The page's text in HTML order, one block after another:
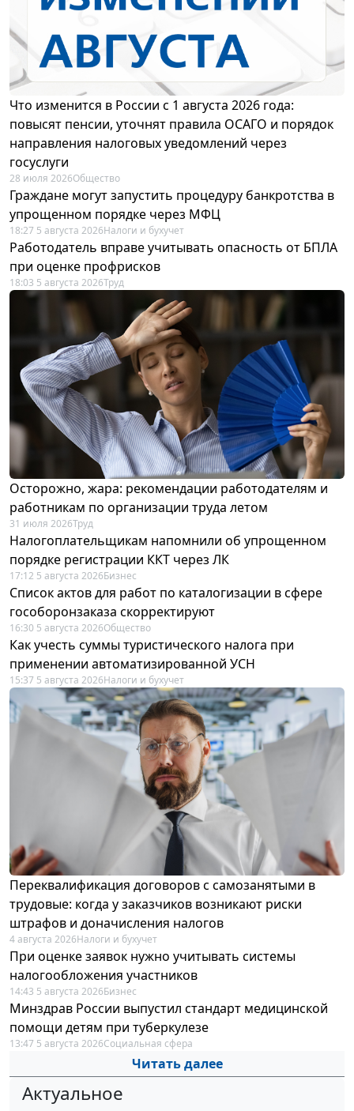
Что изменится в России с 1 августа 2026 года:
повысят пенсии, уточнят правила ОСАГО и порядок
направления налоговых уведомлений через
госуслуги
28 июля 2026Общество
Граждане могут запустить процедуру банкротства в
упрощенном порядке через МФЦ
18:27 5 августа 2026Налоги и бухучет
Работодатель вправе учитывать опасность от БПЛА
при оценке профрисков
18:03 5 августа 2026Труд
Осторожно, жара: рекомендации работодателям и
работникам по организации труда летом
31 июля 2026Труд
Налогоплательщикам напомнили об упрощенном
порядке регистрации ККТ через ЛК
17:12 5 августа 2026Бизнес
Список актов для работ по каталогизации в сфере
гособоронзаказа скорректируют
16:30 5 августа 2026Общество
Как учесть суммы туристического налога при
применении автоматизированной УСН
15:37 5 августа 2026Налоги и бухучет
Переквалификация договоров с самозанятыми в
трудовые: когда у заказчиков возникают риски
штрафов и доначисления налогов
4 августа 2026Налоги и бухучет
При оценке заявок нужно учитывать системы
налогообложения участников
14:43 5 августа 2026Бизнес
Минздрав России выпустил стандарт медицинской
помощи детям при туберкулезе
13:47 5 августа 2026Социальная сфера
Читать далее
Актуальное